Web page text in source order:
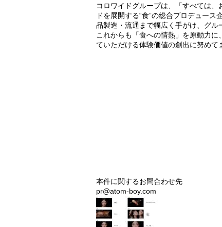
コロワイドグループは、「すべては
ドを展開する“食”の総合プロデュー
品製造・流通まで幅広く手がけ、グル
これからも「食への情熱」を原動力
ていただける体験価値の創出に努めて
本件に関するお問合わせ先
pr@atom-boy.com